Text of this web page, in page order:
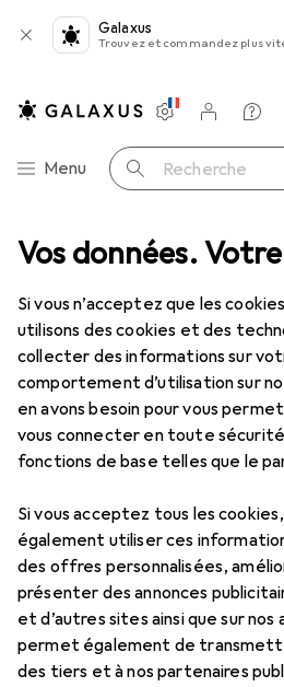
Vos données.
Si vous n’acceptez que les
utilisons des cookies et des
collecter des informations sur
comportement d’utilisation sur
en avons besoin pour vous
vous connecter en toute
fonctions de base telles que le
Si vous acceptez tous les
également utiliser ces
des offres personnalisées,
présenter des annonces
et d’autres sites ainsi que sur nos
permet également de
des tiers et à nos partenaires
Galaxus
Trouvez et commandez plus
Navigation par catégorie
Menu Recherche
Paramètres
Compte client
Listes de
Listes d'envies
Panier
Vaisselle + couverts Apéritif +
Couverts de service
ProduitsForum